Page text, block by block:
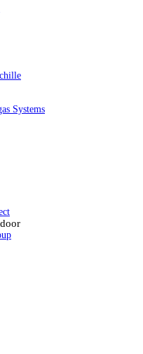
Systems